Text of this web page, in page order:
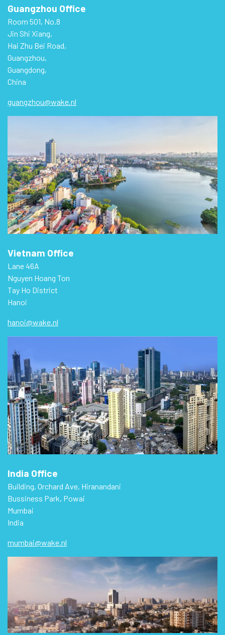
Guangzhou Office
Room 501, No.8
Jin Shi Xiang,
Hai Zhu Bei Road,
Guangzhou,
Guangdong,
China
guangzhou@wake.nl
Vietnam Office
Lane 46A
Nguyen Hoang Ton
Tay Ho District
Hanoi
hanoi@wake.nl
India Office
Building, Orchard Ave, Hiranandani
Bussiness Park, Powai
Mumbai
India
mumbai@wake.nl